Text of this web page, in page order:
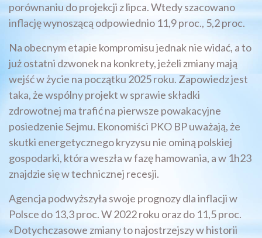
porównaniu do projekcji z lipca. Wtedy szacowano
inflację wynoszącą odpowiednio 11,9 proc., 5,2 proc.
Na obecnym etapie kompromisu jednak nie widać, a to
już ostatni dzwonek na konkrety, jeżeli zmiany mają
wejść w życie na początku 2025 roku. Zapowiedz jest
taka, że wspólny projekt w sprawie składki
zdrowotnej ma trafić na pierwsze powakacyjne
posiedzenie Sejmu. Ekonomiści PKO BP uważają, że
skutki energetycznego kryzysu nie ominą polskiej
gospodarki, która weszła w fazę hamowania, a w 1h23
znajdzie się w technicznej recesji.
Agencja podwyższyła swoje prognozy dla inflacji w
Polsce do 13,3 proc. W 2022 roku oraz do 11,5 proc.
«Dotychczasowe zmiany to najostrzejszy w historii